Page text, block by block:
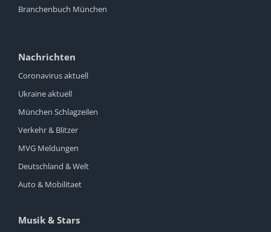
Branchenbuch München
Nachrichten
Coronavirus aktuell
Ukraine aktuell
München Schlagzeilen
Verkehr & Blitzer
MVG Meldungen
Deutschland & Welt
Auto & Mobilitaet
Musik & Stars